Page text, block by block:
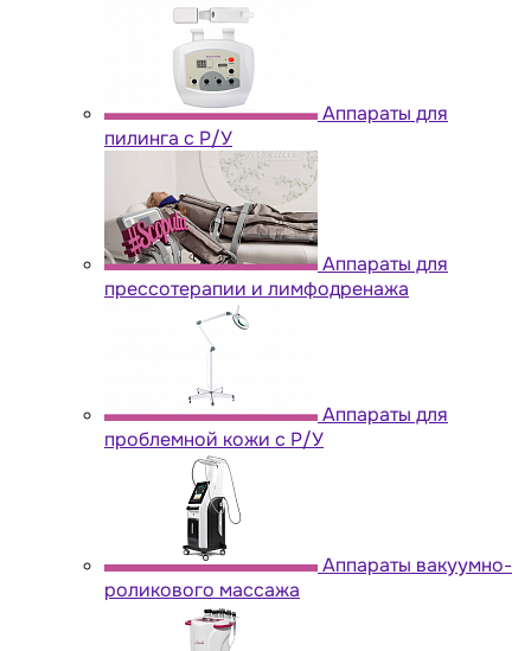
Аппараты для
пилинга с Р/У
Аппараты для
прессотерапии и лимфодренажа
Аппараты для
проблемной кожи с Р/У
Аппараты вакуумно-
роликового массажа